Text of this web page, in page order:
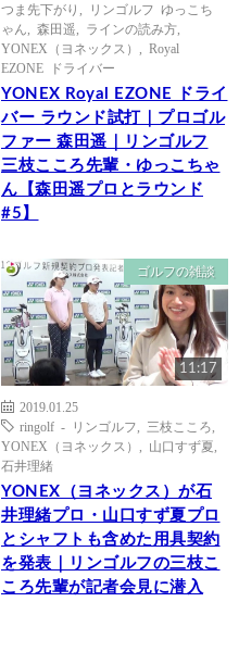
つま先下がり
リンゴルフ ゆっこち
ゃん
森田遥 ラインの読み方
YONEX（ヨネックス）
Royal
EZONE ドライバー
YONEX Royal EZONE ドライ
バー ラウンド試打｜プロゴル
ファー 森田遥｜リンゴルフ
三枝こころ先輩・ゆっこちゃ
ん【森田遥プロとラウンド
#5】
ゴルフの雑談
11:17
2019.01.25
ringolf - リンゴルフ
三枝こころ
YONEX（ヨネックス）
山口すず夏
石井理緒
YONEX（ヨネックス）が石
井理緒プロ・山口すず夏プロ
とシャフトも含めた用具契約
を発表｜リンゴルフの三枝こ
ころ先輩が記者会見に潜入